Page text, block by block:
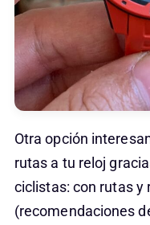
Otra opción
rutas a tu reloj
ciclistas: con rutas y
(recomendaciones